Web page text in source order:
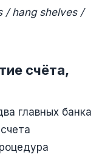
/ hang shelves /
счёта,
главных банка